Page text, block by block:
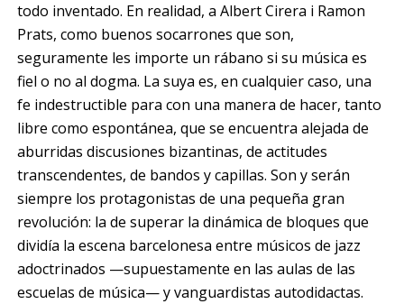
todo inventado. En realidad, a Albert Cirera i Ramon
Prats, como buenos socarrones que son,
seguramente les importe un rábano si su música es
fiel o no al dogma. La suya es, en cualquier caso, una
fe indestructible para con una manera de hacer, tanto
libre como espontánea, que se encuentra alejada de
aburridas discusiones bizantinas, de actitudes
transcendentes, de bandos y capillas. Son y serán
siempre los protagonistas de una pequeña gran
revolución: la de superar la dinámica de bloques que
dividía la escena barcelonesa entre músicos de jazz
adoctrinados —supuestamente en las aulas de las
escuelas de música— y vanguardistas autodidactas.